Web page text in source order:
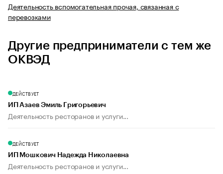
Деятельность вспомогательная прочая, связанная с
перевозками
Другие предприниматели с тем же
ОКВЭД
ДЕЙСТВУЕТ
ИП Азаев Эмиль Григорьевич
Деятельность ресторанов и услуги...
ДЕЙСТВУЕТ
ИП Мошкович Надежда Николаевна
Деятельность ресторанов и услуги...